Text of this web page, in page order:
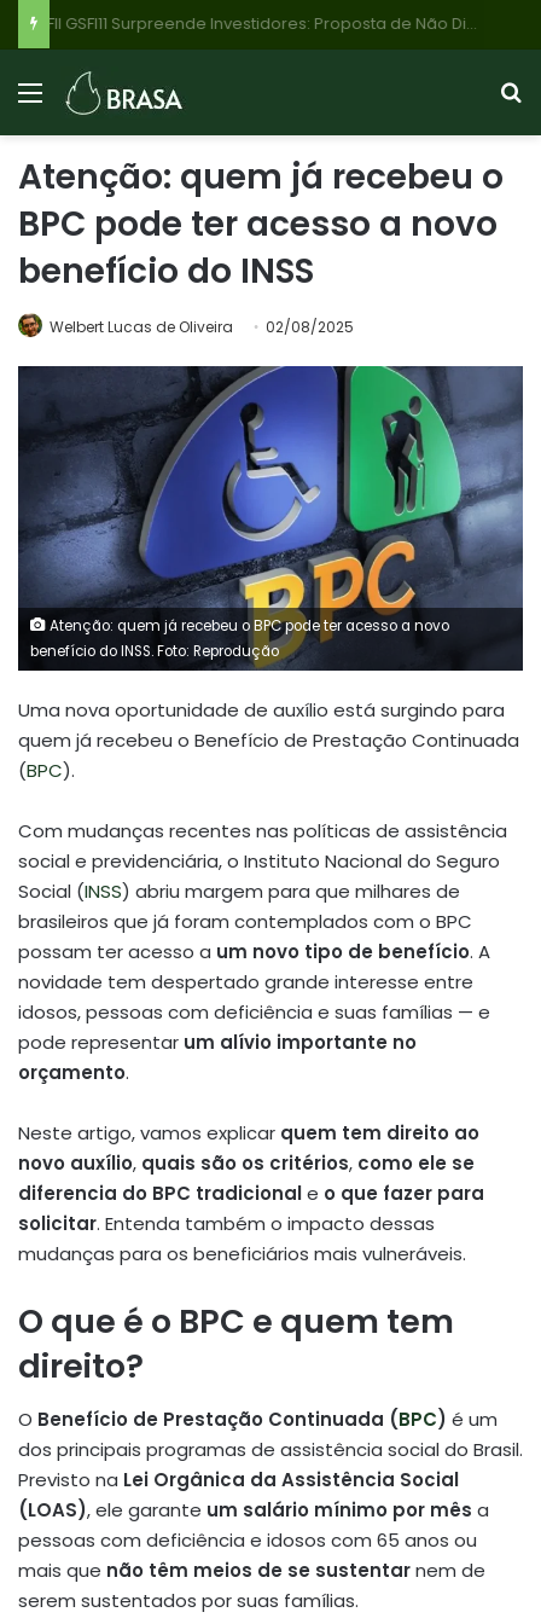
Atenção: quem já recebeu o
BPC pode ter acesso a novo
benefício do INSS
Welbert Lucas de Oliveira 02/08/2025
Atenção: quem já recebeu o BPC pode ter acesso a novo
benefício do INSS. Foto: Reprodução
Uma nova oportunidade de auxílio está surgindo para
quem já recebeu o Benefício de Prestação Continuada
(BPC).
Com mudanças recentes nas políticas de assistência
social e previdenciária, o Instituto Nacional do Seguro
Social (INSS) abriu margem para que milhares de
brasileiros que já foram contemplados com o BPC
possam ter acesso a um novo tipo de benefício. A
novidade tem despertado grande interesse entre
idosos, pessoas com deficiência e suas famílias — e
pode representar um alívio importante no
orçamento.
Neste artigo, vamos explicar quem tem direito ao
novo auxílio, quais são os critérios, como ele se
diferencia do BPC tradicionale o que fazer para
solicitar. Entenda também o impacto dessas
mudanças para os beneficiários mais vulneráveis.
O que é o BPC e quem tem
direito?
O Benefício de Prestação Continuada (BPC) é um
dos principais programas de assistência social do Brasil.
Previsto na Lei Orgânica da Assistência Social
(LOAS), ele garante um salário mínimo por mês a
pessoas com deficiência e idosos com 65 anos ou
mais que não têm meios de se sustentarnem de
serem sustentados por suas famílias.